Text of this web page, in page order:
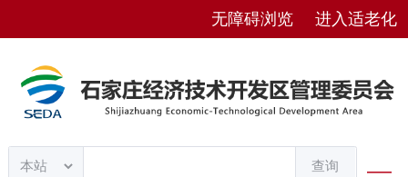
无障碍浏览 进入适老化
查询